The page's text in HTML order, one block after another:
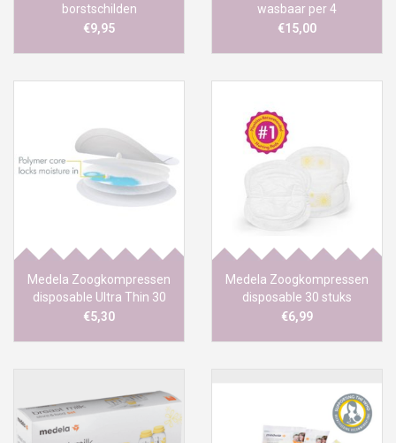
borstschilden
€9,95
wasbaar per 4
€15,00
Medela Zoogkompressen
disposable Ultra Thin 30
stuks
€5,30
Medela Zoogkompressen
disposable 30 stuks
€6,99